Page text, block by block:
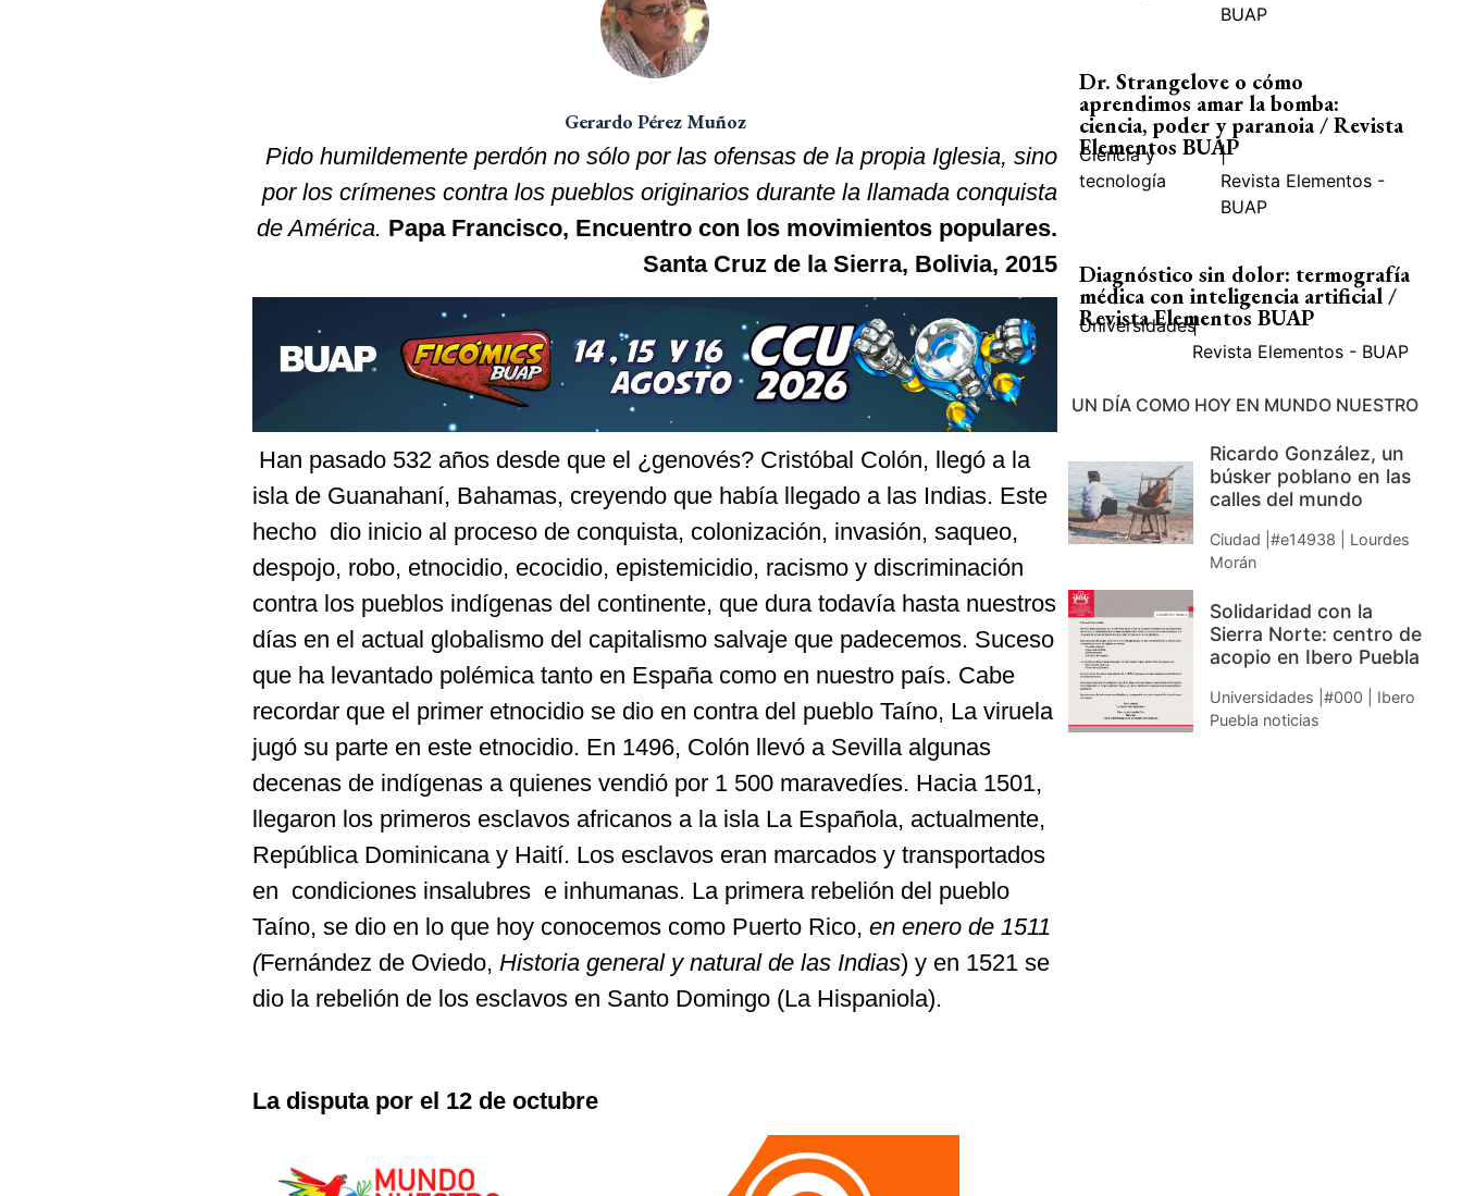
Gerardo Pérez Muñoz
Pido humildemente perdón no sólo por las ofensas de la propia Iglesia, sino
por los crímenes contra los pueblos originarios durante la llamada conquista
de América. Papa Francisco, Encuentro con los movimientos populares.
Santa Cruz de la Sierra, Bolivia, 2015
Han pasado 532 años desde que el ¿genovés? Cristóbal Colón, llegó a la
isla de Guanahaní, Bahamas, creyendo que había llegado a las Indias. Este
hecho dio inicio al proceso de conquista, colonización, invasión, saqueo,
despojo, robo, etnocidio, ecocidio, epistemicidio, racismo y discriminación
contra los pueblos indígenas del continente, que dura todavía hasta nuestros
días en el actual globalismo del capitalismo salvaje que padecemos. Suceso
que ha levantado polémica tanto en España como en nuestro país. Cabe
recordar que el primer etnocidio se dio en contra del pueblo Taíno, La viruela
jugó su parte en este etnocidio. En 1496, Colón llevó a Sevilla algunas
decenas de indígenas a quienes vendió por 1 500 maravedíes. Hacia 1501,
llegaron los primeros esclavos africanos a la isla La Española, actualmente,
República Dominicana y Haití. Los esclavos eran marcados y transportados
en condiciones insalubres e inhumanas. La primera rebelión del pueblo
Taíno, se dio en lo que hoy conocemos como Puerto Rico, en enero de 1511
(Fernández de Oviedo, Historia general y natural de las Indias) y en 1521 se
dio la rebelión de los esclavos en Santo Domingo (La Hispaniola).
La disputa por el 12 de octubre
BUAP
Dr. Strangelove o cómo
aprendimos amar la bomba:
ciencia, poder y paranoia / Revista
Elementos BUAP
Ciencia y
tecnología
|
Revista Elementos -
BUAP
Diagnóstico sin dolor: termografía
médica con inteligencia artificial /
Revista Elementos BUAP
Universidades|
Revista Elementos - BUAP
UN DÍA COMO HOY EN MUNDO NUESTRO
Ricardo González, un
búsker poblano en las
calles del mundo
Ciudad |#e14938 | Lourdes
Morán
Solidaridad con la
Sierra Norte: centro de
acopio en Ibero Puebla
Universidades |#000 | Ibero
Puebla noticias